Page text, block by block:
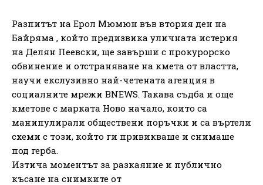
Разпитът на Ерол Мюмюн във втория ден на
Байряма , който предизвика уличната истерия
на Делян Пеевски, ще завърши с прокурорско
обвинение и отстраняване на кмета от властта,
научи екслузивно най-четената агенция в
социалните мрежи BNEWS. Такава съдба и още
кметове с марката Ново начало, които са
манипулирали обществени поръчки и са въртели
схеми с този, който ги привикваше и снимаше
под герба.
Изтича моментът за разкаяние и публично
късане на снимките от